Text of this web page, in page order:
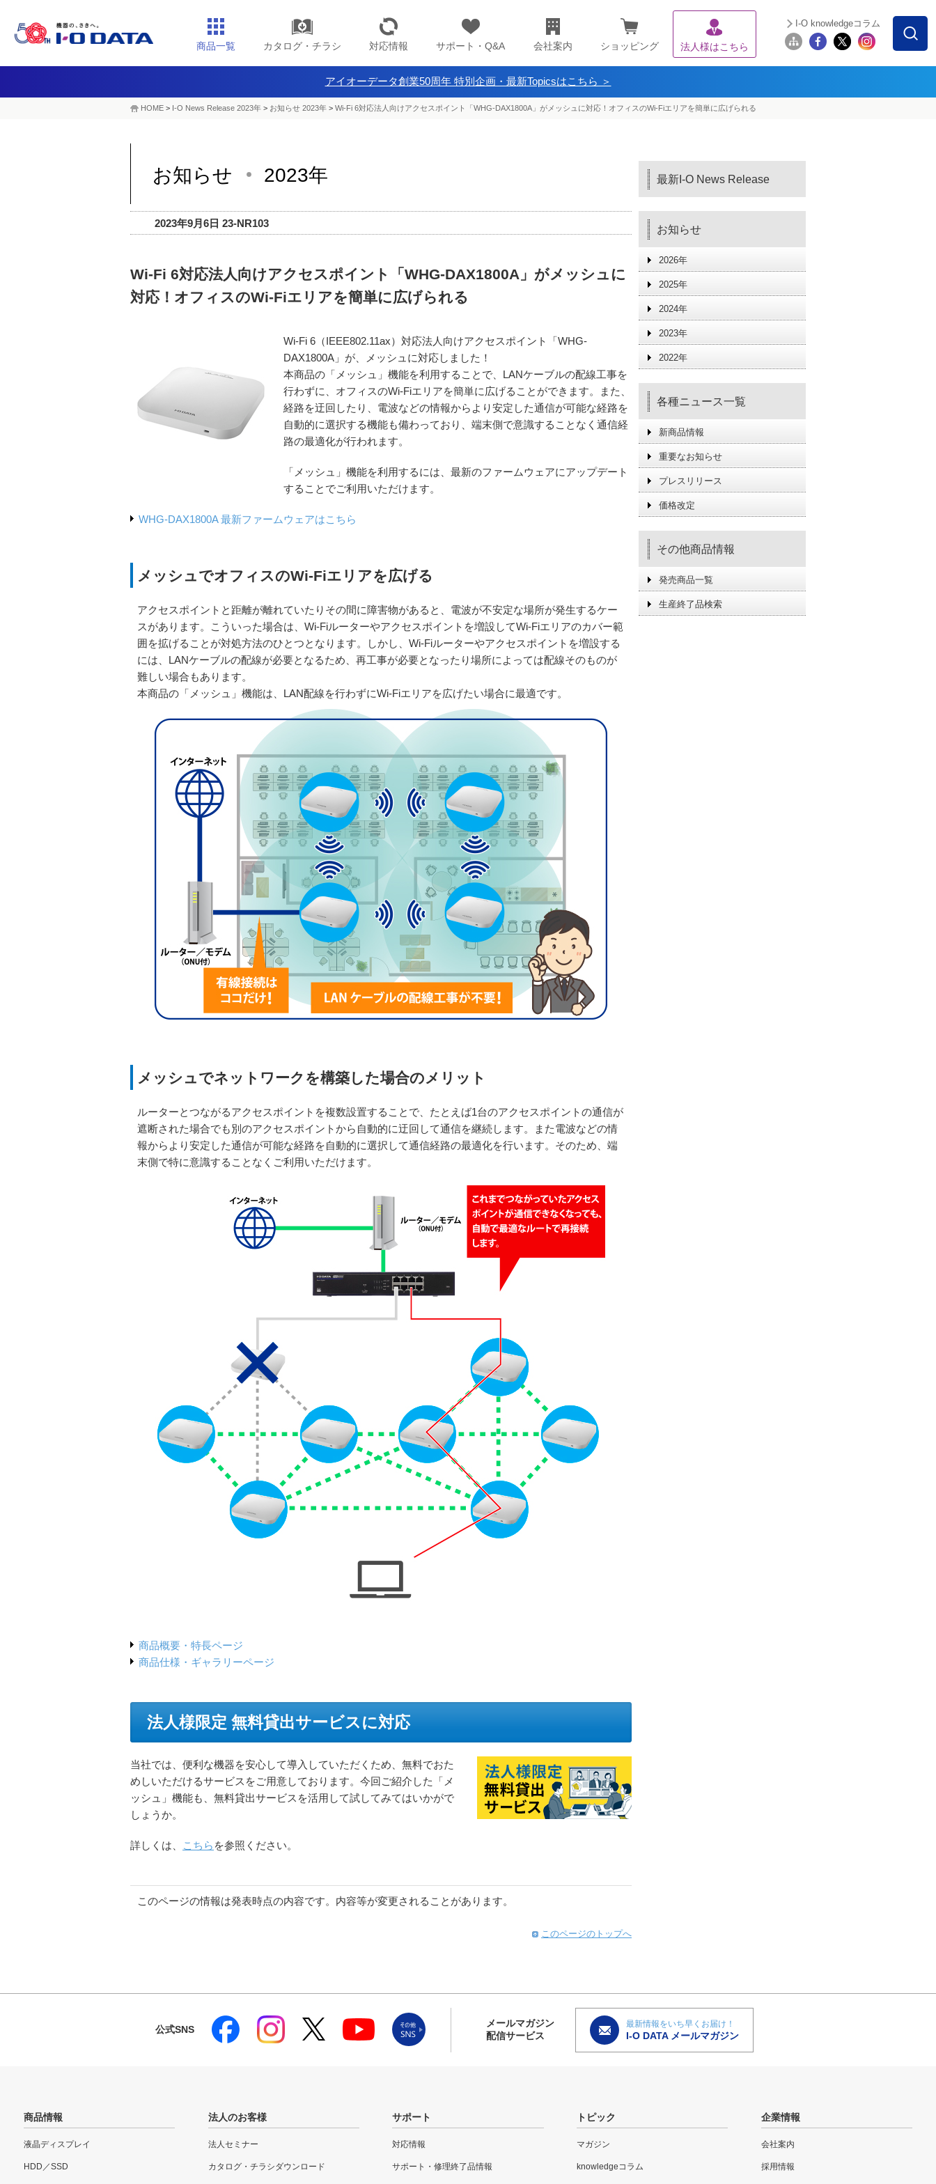
商品一覧 カタログ・チラシ 対応情報 サポート・Q&A 会社案内 ショッピング 法人様はこちら
I-O knowledgeコラム
アイオーデータ創業50周年 特別企画・最新Topicsはこちら ＞
HOME > I-O News Release 2023年 > お知らせ 2023年 > Wi-Fi 6対応法人向けアクセスポイント「WHG-DAX1800A」がメッシュに対応！オフィスのWi-Fiエリアを簡単に広げられる
お知らせ 2023年
2023年9月6日 23-NR103
Wi-Fi 6対応法人向けアクセスポイント「WHG-DAX1800A」がメッシュに
対応！オフィスのWi-Fiエリアを簡単に広げられる
Wi-Fi 6（IEEE802.11ax）対応法人向けアクセスポイント「WHG-
DAX1800A」が、メッシュに対応しました！
本商品の「メッシュ」機能を利用することで、LANケーブルの配線工事を
行わずに、オフィスのWi-Fiエリアを簡単に広げることができます。また、
経路を迂回したり、電波などの情報からより安定した通信が可能な経路を
自動的に選択する機能も備わっており、端末側で意識することなく通信経
路の最適化が行われます。
「メッシュ」機能を利用するには、最新のファームウェアにアップデート
することでご利用いただけます。
WHG-DAX1800A 最新ファームウェアはこちら
メッシュでオフィスのWi-Fiエリアを広げる
アクセスポイントと距離が離れていたりその間に障害物があると、電波が不安定な場所が発生するケー
スがあります。こういった場合は、Wi-Fiルーターやアクセスポイントを増設してWi-Fiエリアのカバー範
囲を拡げることが対処方法のひとつとなります。しかし、Wi-Fiルーターやアクセスポイントを増設する
には、LANケーブルの配線が必要となるため、再工事が必要となったり場所によっては配線そのものが
難しい場合もあります。
本商品の「メッシュ」機能は、LAN配線を行わずにWi-Fiエリアを広げたい場合に最適です。
メッシュでネットワークを構築した場合のメリット
ルーターとつながるアクセスポイントを複数設置することで、たとえば1台のアクセスポイントの通信が
遮断された場合でも別のアクセスポイントから自動的に迂回して通信を継続します。また電波などの情
報からより安定した通信が可能な経路を自動的に選択して通信経路の最適化を行います。そのため、端
末側で特に意識することなくご利用いただけます。
商品概要・特長ページ
商品仕様・ギャラリーページ
法人様限定 無料貸出サービスに対応
当社では、便利な機器を安心して導入していただくため、無料でおた
めしいただけるサービスをご用意しております。今回ご紹介した「メ
ッシュ」機能も、無料貸出サービスを活用して試してみてはいかがで
しょうか。
詳しくは、 こちら を参照ください。
このページの情報は発表時点の内容です。内容等が変更されることがあります。
このページのトップへ
最新I-O News Release
お知らせ
2026年
2025年
2024年
2023年
2022年
各種ニュース一覧
新商品情報
重要なお知らせ
プレスリリース
価格改定
その他商品情報
発売商品一覧
生産終了品検索
公式SNS
メールマガジン
配信サービス
最新情報をいち早くお届け！
I-O DATA メールマガジン
商品情報
液晶ディスプレイ
HDD／SSD
法人のお客様
法人セミナー
カタログ・チラシダウンロード
サポート
対応情報
サポート・修理終了品情報
トピック
マガジン
knowledgeコラム
企業情報
会社案内
採用情報